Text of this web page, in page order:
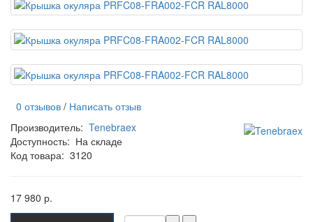
0 отзывов / Написать отзыв
Производитель: Tenebraex
Доступность: На складе
Код товара: 3120
17 980 р.